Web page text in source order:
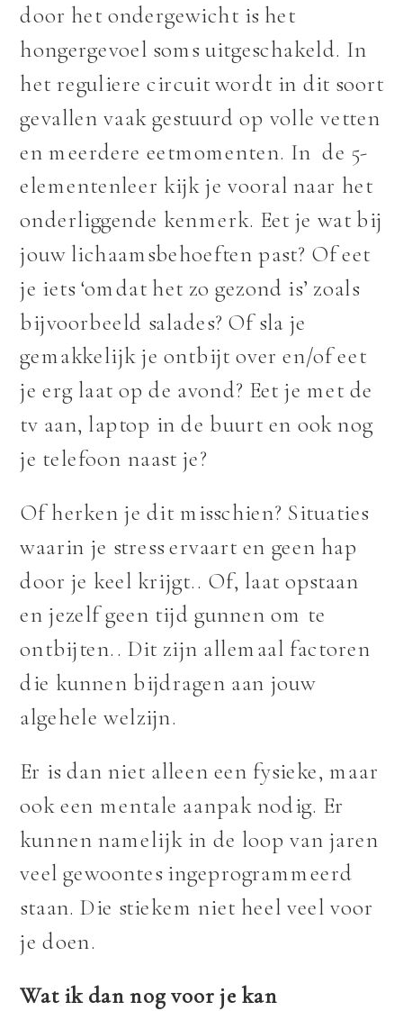
door het ondergewicht is het
hongergevoel soms uitgeschakeld. In
het reguliere circuit wordt in dit soort
gevallen vaak gestuurd op volle vetten
en meerdere eetmomenten. In de 5-
elementenleer kijk je vooral naar het
onderliggende kenmerk. Eet je wat bij
jouw lichaamsbehoeften past? Of eet
je iets ‘omdat het zo gezond is’ zoals
bijvoorbeeld salades? Of sla je
gemakkelijk je ontbijt over en/of eet
je erg laat op de avond? Eet je met de
tv aan, laptop in de buurt en ook nog
je telefoon naast je?
Of herken je dit misschien? Situaties
waarin je stress ervaart en geen hap
door je keel krijgt.. Of, laat opstaan
en jezelf geen tijd gunnen om te
ontbijten.. Dit zijn allemaal factoren
die kunnen bijdragen aan jouw
algehele welzijn.
Er is dan niet alleen een fysieke, maar
ook een mentale aanpak nodig. Er
kunnen namelijk in de loop van jaren
veel gewoontes ingeprogrammeerd
staan. Die stiekem niet heel veel voor
je doen.
Wat ik dan nog voor je kan